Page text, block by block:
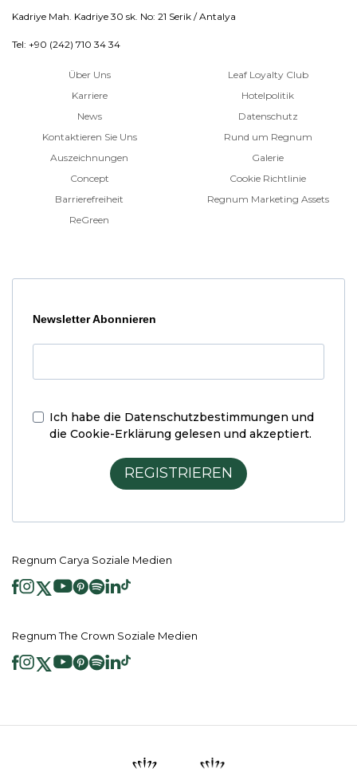
Kadriye Mah. Kadriye 30 sk. No: 21 Serik / Antalya
Tel: +90 (242) 710 34 34
Über Uns
Karriere
News
Kontaktieren Sie Uns
Auszeichnungen
Concept
Barrierefreiheit
ReGreen
Leaf Loyalty Club
Hotelpolitik
Datenschutz
Rund um Regnum
Galerie
Cookie Richtlinie
Regnum Marketing Assets
Newsletter Abonnieren
Ich habe die Datenschutzbestimmungen und
die Cookie-Erklärung gelesen und akzeptiert.
REGISTRIEREN
Regnum Carya Soziale Medien
Regnum The Crown Soziale Medien